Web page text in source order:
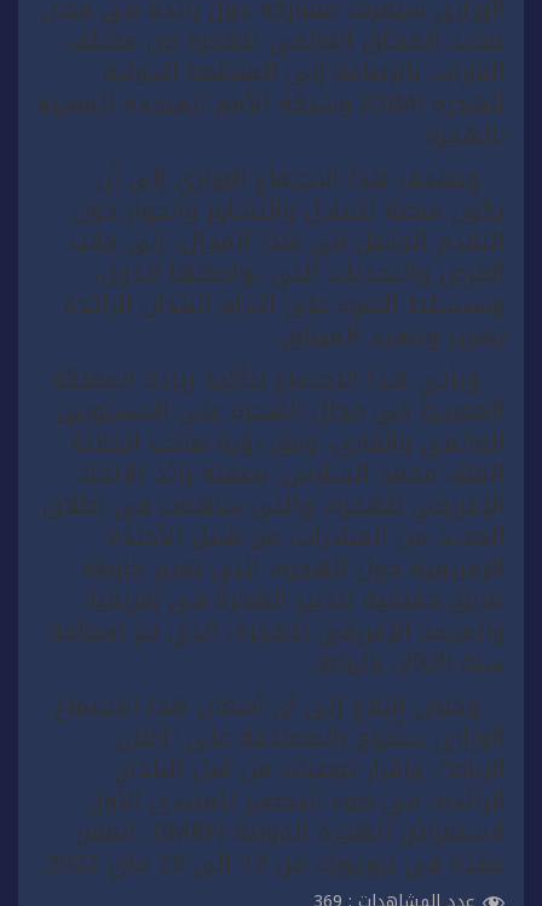
تنفيذ الميثاق العالمي للهجرة من مختلف
القارات، بالإضافة إلى المنظمة الدولية
للهجرة (OIM) وشبكة الأمم المتحدة المعنية
بالهجرة.
ويهدف هذا الاجتماع الوزاري إلى أن
يكون منصة للتبادل والتشاور والحوار حول
التقدم الحاصل في هذا المجال، إلى جانب
الفرص والتحديات التي تواجهها الدول،
وسيسلط الضوء على التزام البلدان الرائدة
بتعزيز وتنفيذ الميثاق.
ويأتي هذا الاجتماع لتأكيد ريادة المملكة
المغربية في مجال الهجرة على المستويين
العالمي والقاري، وفق رؤية صاحب الجلالة
الملك محمد السادس، بصفته رائد الاتحاد
الإفريقي للهجرة، والتي ساهمت في إطلاق
العديد من المبادرات، من قبيل الأجندة
الإفريقية حول الهجرة، التي تعتبر خارطة
طريق حقيقية لتدبير الهجرة في إفريقيا،
والمرصد الإفريقي للهجرة، الذي تم افتتاحه
سنة 2020، بالرباط.
وخلص البلاغ إلى أن أشغال هذا الاجتماع
الوزاري ستُتوج بالمصادقة على “إعلان
الرباط”، وإقرار توصيات من قبل البلدان
الرائدة، في ضوء التحضير للمنتدى الأول
لاستعراض الهجرة الدولية (IMRF)، المقرر
عقده في نيويورك من 17 إلى 20 ماي 2022.